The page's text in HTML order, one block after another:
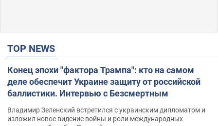
TOP NEWS
Конец эпохи "фактора Трампа": кто на самом
деле обеспечит Украине защиту от российской
баллистики. Интервью с Безсмертным
Владимир Зеленский встретился с украинским дипломатом и
изложил новое видение войны и роли международных